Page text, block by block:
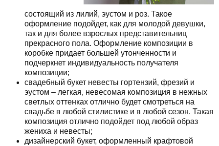
состоящий из лилий, эустом и роз. Такое
оформление подойдет, как для молодой девушки,
так и для более взрослых представительниц
прекрасного пола. Оформление композиции в
коробке придает большей утонченности и
подчеркнет индивидуальность получателя
композиции;
свадебный букет невесты гортензий, фрезий и
эустом – легкая, невесомая композиция в нежных
светлых оттенках отлично будет смотреться на
свадьбе в любой стилистике и в любой сезон. Такая
композиция отлично подойдет под любой образ
жениха и невесты;
дизайнерский букет, оформленный крафтовой